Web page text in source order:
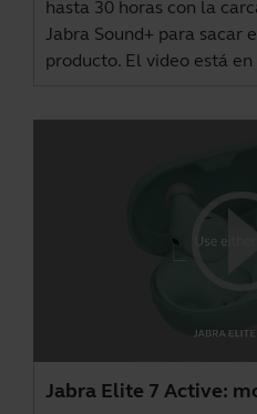
hasta 30 horas con la
Jabra Sound+ para sacar
producto. El video está en
Jabra Elite 7 Active: